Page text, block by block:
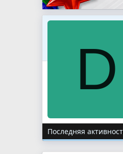
D
Последняя